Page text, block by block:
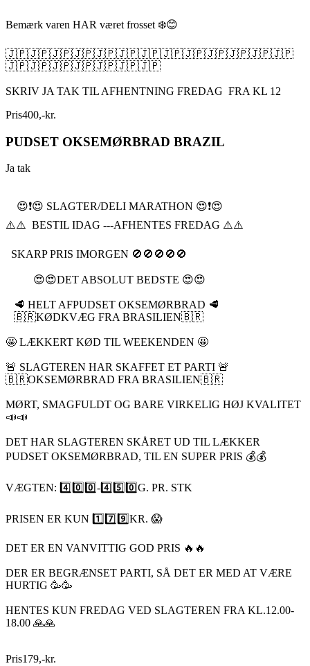
Bemærk varen HAR været frosset ❄️😊
🇯🇵🇯🇵🇯🇵🇯🇵🇯🇵🇯🇵🇯🇵🇯🇵🇯🇵🇯🇵🇯🇵🇯🇵🇯🇵
🇯🇵🇯🇵🇯🇵🇯🇵🇯🇵🇯🇵🇯🇵
SKRIV JA TAK TIL AFHENTNING FREDAG FRA KL 12
Pris400,-kr.
PUDSET OKSEMØRBRAD BRAZIL
Ja tak
😍❗️😍 SLAGTER/DELI MARATHON 😍❗️😍
⚠️⚠️ BESTIL IDAG ---AFHENTES FREDAG ⚠️⚠️
SKARP PRIS IMORGEN 🚫🚫🚫🚫🚫
😍😍DET ABSOLUT BEDSTE 😍😍
🥩 HELT AFPUDSET OKSEMØRBRAD 🥩
🇧🇷KØDKVÆG FRA BRASILIEN🇧🇷
🤩 LÆKKERT KØD TIL WEEKENDEN 🤩
🚨 SLAGTEREN HAR SKAFFET ET PARTI 🚨
🇧🇷OKSEMØRBRAD FRA BRASILIEN🇧🇷
MØRT, SMAGFULDT OG BARE VIRKELIG HØJ KVALITET
📣📣
DET HAR SLAGTEREN SKÅRET UD TIL LÆKKER
PUDSET OKSEMØRBRAD, TIL EN SUPER PRIS 💰💰
VÆGTEN: 4️⃣0️⃣0️⃣-4️⃣5️⃣0️⃣G. PR. STK
PRISEN ER KUN 1️⃣7️⃣9️⃣KR. 😱
DET ER EN VANVITTIG GOD PRIS 🔥🔥
DER ER BEGRÆNSET PARTI, SÅ DET ER MED AT VÆRE
HURTIG 🥳🥳
HENTES KUN FREDAG VED SLAGTEREN FRA KL.12.00-
18.00 🙏🙏
Pris179,-kr.